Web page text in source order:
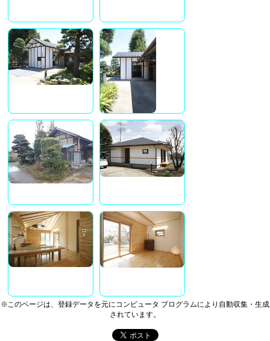
※このページは、登録データを元にコンピュータ プログラムにより自動収集・生成
されています。